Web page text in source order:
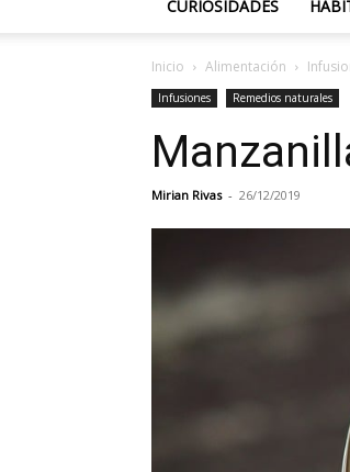
CURIOSIDADES
Inicio Alimentación
Infusiones Remedios naturales
Mirian Rivas - 26/12/2019